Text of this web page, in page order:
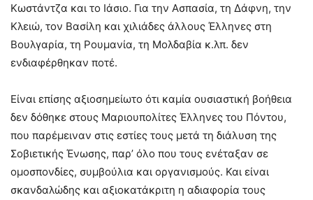
Κωστάντζα και το Ιάσιο. Για την Ασπασία, τη Δάφνη, την
Κλειώ, τον Βασίλη και χιλιάδες άλλους Έλληνες στη
Βουλγαρία, τη Ρουμανία, τη Μολδαβία κ.λπ. δεν
ενδιαφέρθηκαν ποτέ.
Είναι επίσης αξιοσημείωτο ότι καμία ουσιαστική βοήθεια
δεν δόθηκε στους Μαριουπολίτες Έλληνες του Πόντου,
που παρέμειναν στις εστίες τους μετά τη διάλυση της
Σοβιετικής Ένωσης, παρ’ όλο που τους ενέταξαν σε
ομοσπονδίες, συμβούλια και οργανισμούς. Και είναι
σκανδαλώδης και αξιοκατάκριτη η αδιαφορία τους